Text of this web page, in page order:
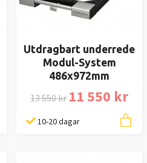
Utdragbart underrede
Modul-System
486x972mm
13 550 kr 11 550 kr
10-20 dagar